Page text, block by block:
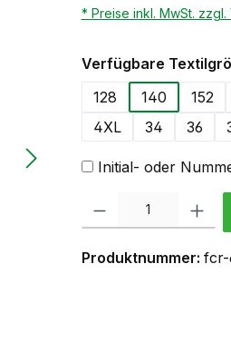
* Preise inkl. MwSt.
Verfügbare
128
140 152
4XL
34 36
Initial- oder
Produkt Anzahl: Gib den
Produktnummer: fcr-